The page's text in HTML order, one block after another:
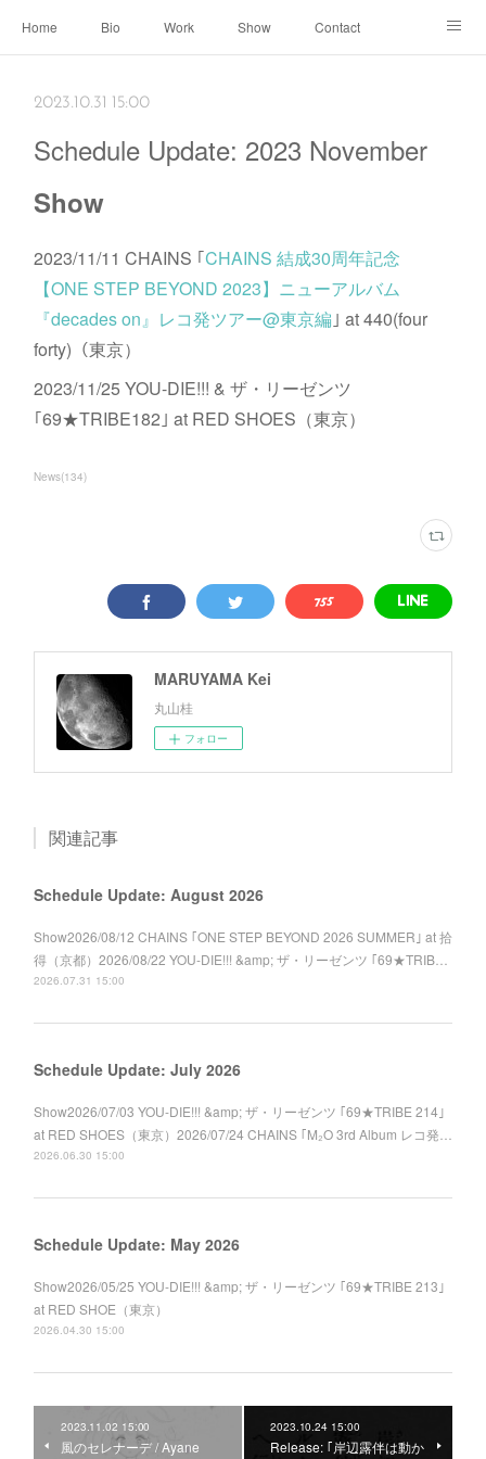
Home Bio Work Show Contact
2023.10.31 15:00
Schedule Update: 2023 November
Show
2023/11/11 CHAINS ｢CHAINS 結成30周年記念
【ONE STEP BEYOND 2023】ニューアルバム
『decades on』レコ発ツアー@東京編 ｣ at 440(four
forty)（東京）
2023/11/25 YOU-DIE!!! & ザ・リーゼンツ
｢69★TRIBE182｣ at RED SHOES（東京）
News(134)
MARUYAMA Kei
丸山桂
フォロー
関連記事
Schedule Update: August 2026
Show2026/08/12 CHAINS ｢ONE STEP BEYOND 2026 SUMMER｣ at 拾
得（京都）2026/08/22 YOU-DIE!!! &amp; ザ・リーゼンツ ｢69★TRIB…
2026.07.31 15:00
Schedule Update: July 2026
Show2026/07/03 YOU-DIE!!! &amp; ザ・リーゼンツ ｢69★TRIBE 214｣
at RED SHOES（東京）2026/07/24 CHAINS ｢M₂O 3rd Album レコ発…
2026.06.30 15:00
Schedule Update: May 2026
Show2026/05/25 YOU-DIE!!! &amp; ザ・リーゼンツ ｢69★TRIBE 213｣
at RED SHOE（東京）
2026.04.30 15:00
2023.11.02 15:00
風のセレナーデ / Ayane
2023.10.24 15:00
Release: ｢岸辺露伴は動か